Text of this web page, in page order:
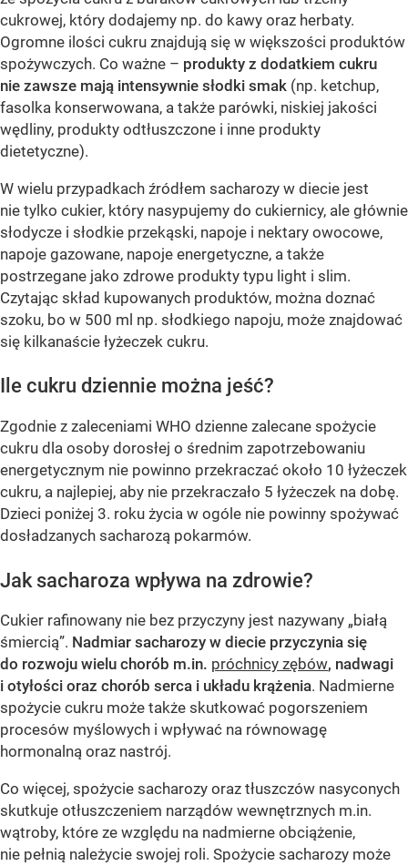
cukrowej, który dodajemy np. do kawy oraz herbaty.
Ogromne ilości cukru znajdują się w większości produktów
spożywczych. Co ważne – produkty z dodatkiem cukru
nie zawsze mają intensywnie słodki smak (np. ketchup,
fasolka konserwowana, a także parówki, niskiej jakości
wędliny, produkty odtłuszczone i inne produkty
dietetyczne).
W wielu przypadkach źródłem sacharozy w diecie jest
nie tylko cukier, który nasypujemy do cukiernicy, ale głównie
słodycze i słodkie przekąski, napoje i nektary owocowe,
napoje gazowane, napoje energetyczne, a także
postrzegane jako zdrowe produkty typu light i slim.
Czytając skład kupowanych produktów, można doznać
szoku, bo w 500 ml np. słodkiego napoju, może znajdować
się kilkanaście łyżeczek cukru.
Ile cukru dziennie można jeść?
Zgodnie z zaleceniami WHO dzienne zalecane spożycie
cukru dla osoby dorosłej o średnim zapotrzebowaniu
energetycznym nie powinno przekraczać około 10 łyżeczek
cukru, a najlepiej, aby nie przekraczało 5 łyżeczek na dobę.
Dzieci poniżej 3. roku życia w ogóle nie powinny spożywać
dosładzanych sacharozą pokarmów.
Jak sacharoza wpływa na zdrowie?
Cukier rafinowany nie bez przyczyny jest nazywany „białą
śmiercią”. Nadmiar sacharozy w diecie przyczynia się
do rozwoju wielu chorób m.in. próchnicy zębów, nadwagi
i otyłości oraz chorób serca i układu krążenia. Nadmierne
spożycie cukru może także skutkować pogorszeniem
procesów myślowych i wpływać na równowagę
hormonalną oraz nastrój.
Co więcej, spożycie sacharozy oraz tłuszczów nasyconych
skutkuje otłuszczeniem narządów wewnętrznych m.in.
wątroby, które ze względu na nadmierne obciążenie,
nie pełnią należycie swojej roli. Spożycie sacharozy może